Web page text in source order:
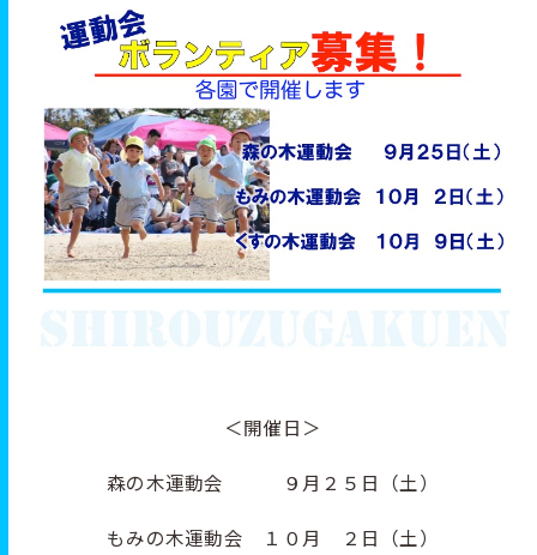
＜開催日＞
森の木運動会 ９月２５日（土）
もみの木運動会 １０月 ２日（土）